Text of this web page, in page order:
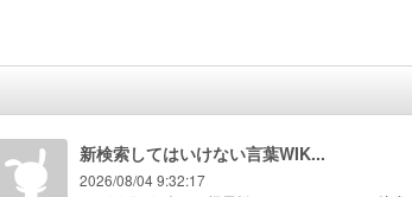
新検索してはいけない言葉WIK...
2026/08/04 9:32:17